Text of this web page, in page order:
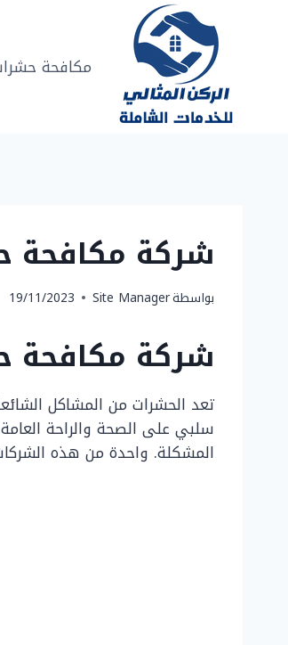
مكافحة
شركة مكافحة حشرات بنجران
بواسطةSite Manager
19/11/2023
شركة مكافحة
تعد الحشرات من المشاكل
سلبي على الصحة والراحة
المشكلة. واحدة من هذه